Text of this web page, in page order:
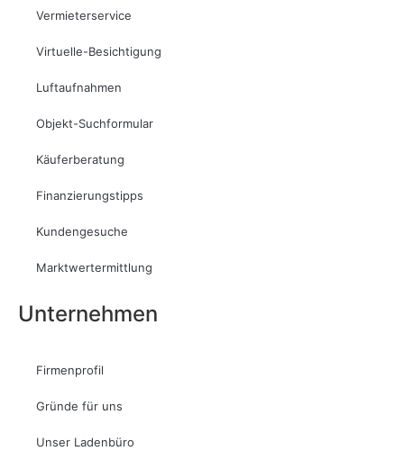
Vermieterservice
Virtuelle-Besichtigung
Luftaufnahmen
Objekt-Suchformular
Käuferberatung
Finanzierungstipps
Kundengesuche
Marktwertermittlung
Unternehmen
Firmenprofil
Gründe für uns
Unser Ladenbüro